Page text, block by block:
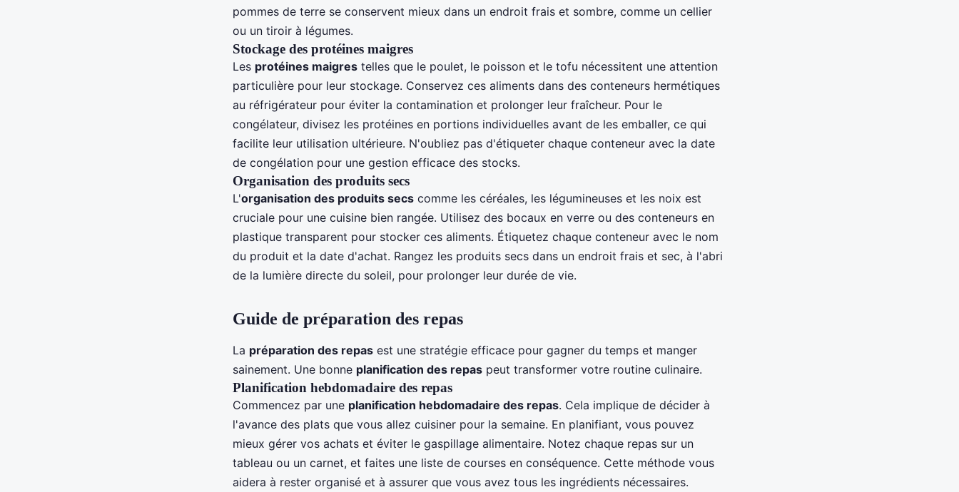
pommes de terre se conservent mieux dans un endroit frais et sombre, comme un cellier
ou un tiroir à légumes.
Stockage des protéines maigres
Les protéines maigres telles que le poulet, le poisson et le tofu nécessitent une attention
particulière pour leur stockage. Conservez ces aliments dans des conteneurs hermétiques
au réfrigérateur pour éviter la contamination et prolonger leur fraîcheur. Pour le
congélateur, divisez les protéines en portions individuelles avant de les emballer, ce qui
facilite leur utilisation ultérieure. N'oubliez pas d'étiqueter chaque conteneur avec la date
de congélation pour une gestion efficace des stocks.
Organisation des produits secs
L'organisation des produits secs comme les céréales, les légumineuses et les noix est
cruciale pour une cuisine bien rangée. Utilisez des bocaux en verre ou des conteneurs en
plastique transparent pour stocker ces aliments. Étiquetez chaque conteneur avec le nom
du produit et la date d'achat. Rangez les produits secs dans un endroit frais et sec, à l'abri
de la lumière directe du soleil, pour prolonger leur durée de vie.
Guide de préparation des repas
La préparation des repas est une stratégie efficace pour gagner du temps et manger
sainement. Une bonne planification des repas peut transformer votre routine culinaire.
Planification hebdomadaire des repas
Commencez par une planification hebdomadaire des repas. Cela implique de décider à
l'avance des plats que vous allez cuisiner pour la semaine. En planifiant, vous pouvez
mieux gérer vos achats et éviter le gaspillage alimentaire. Notez chaque repas sur un
tableau ou un carnet, et faites une liste de courses en conséquence. Cette méthode vous
aidera à rester organisé et à assurer que vous avez tous les ingrédients nécessaires.